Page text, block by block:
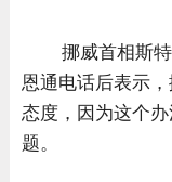
挪威首相斯
恩通电话后表示
态度，因为这个
题。